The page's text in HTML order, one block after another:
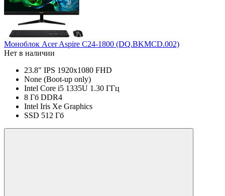
Моноблок Acer Aspire C24-1800 (DQ.BKMCD.002)
Нет в наличии
23.8" IPS 1920x1080 FHD
None (Boot-up only)
Intel Core i5 1335U 1.30 ГГц
8 Гб DDR4
Intel Iris Xe Graphics
SSD 512 Гб